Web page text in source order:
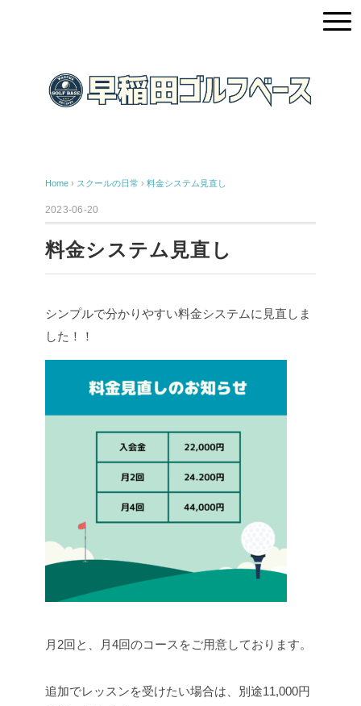
Home › スクールの日常 › 料金システム見直し
2023-06-20
料金システム見直し
シンプルで分かりやすい料金システムに見直しま
した！！
月2回と、月4回のコースをご用意しております。
追加でレッスンを受けたい場合は、別途11,000円